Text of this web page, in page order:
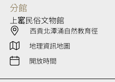
分館
上窰民俗文物館
西貢北潭涌自然教育徑
地理資訊地圖
開放時間